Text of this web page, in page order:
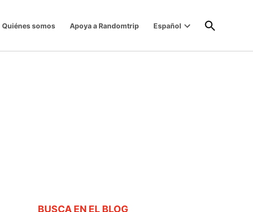
Quiénes somos Apoya a Randomtrip Español
menu
Open
Search
BUSCA EN EL BLOG